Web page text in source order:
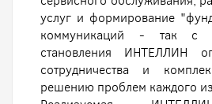
услуг и формирование
коммуникаций - так с
становления ИНТЕЛЛИН
сотрудничества и
решению проблем каждого